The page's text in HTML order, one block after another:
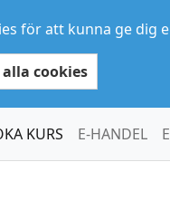
för att kunna ge dig
cookies
KURS E-HANDEL